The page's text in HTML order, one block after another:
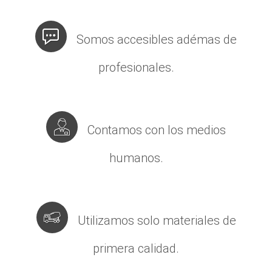
Somos accesibles adémas de
profesionales.
Contamos con los medios
humanos.
Utilizamos solo materiales de
primera calidad.